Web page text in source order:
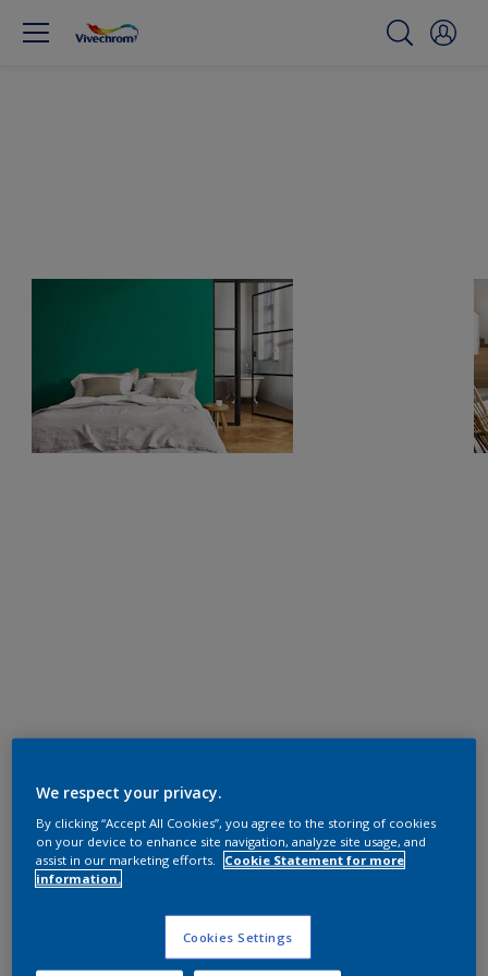
We respect your privacy.
By clicking “Accept All Cookies”, you agree to the storing of cookies
on your device to enhance site navigation, analyze site usage, and
assist in our marketing efforts.
Cookie Statement for more
information.
Cookies Settings